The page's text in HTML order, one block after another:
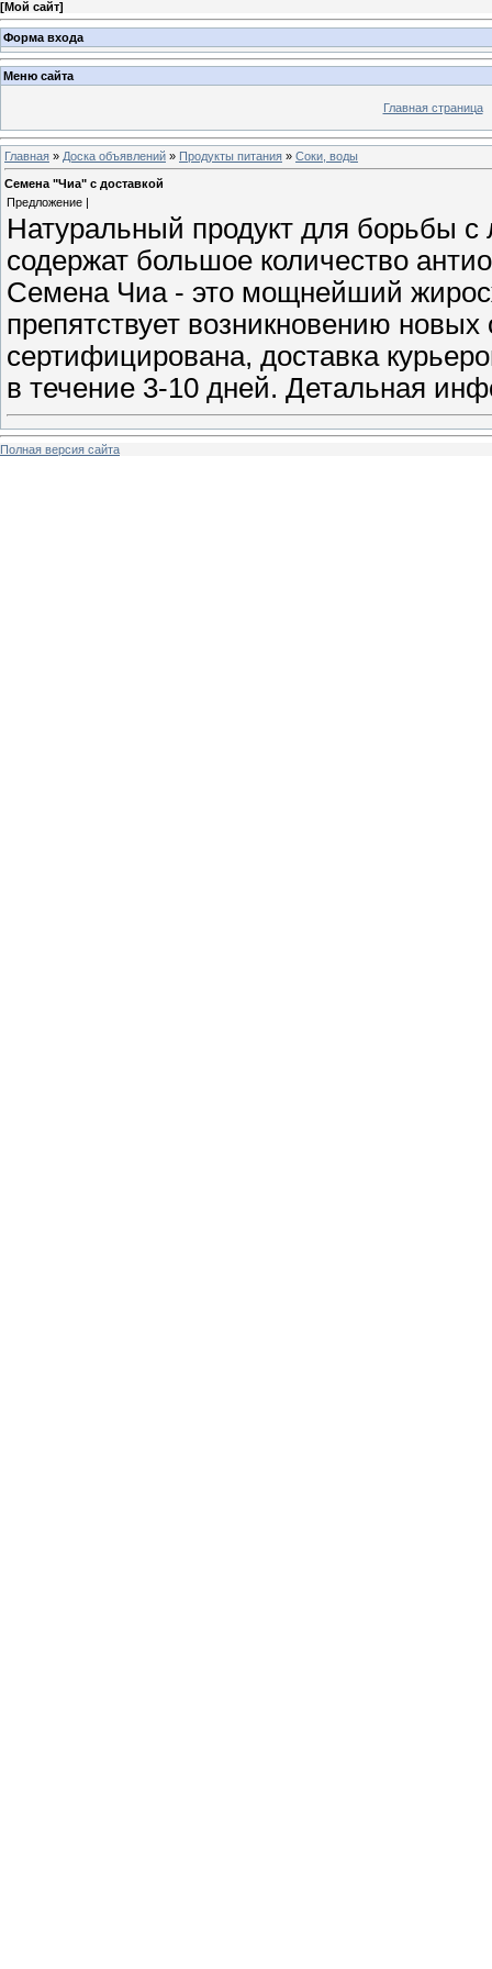
[Мой сайт]
Форма входа
Меню сайта
Главная страница
Главная » Доска объявлений » Продукты питания » Соки, воды
Семена "Чиа" с доставкой
Предложение |
Натуральный продукт для борьбы
содержат большое количество
Семена Чиа - это мощнейший
препятствует возникновению
сертифицирована, доставка
в течение 3-10 дней. Детальная
Полная версия сайта